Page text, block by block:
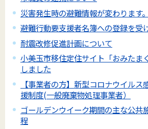
災害発生時の避難情報が変わります。
避難行動要支援者名簿への登録を受
耐震改修促進計画について
小美玉市移住定住サイト「おみたま
しました
【事業者の方】新型コロナウイル
援制度(一般廃棄物処理事業者）
ゴールデンウイーク期間の主な公共
程